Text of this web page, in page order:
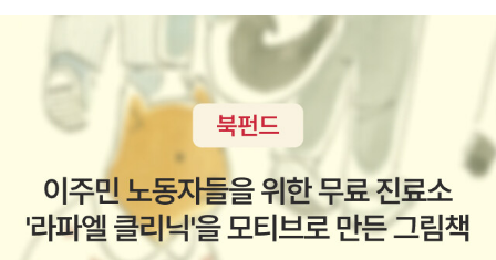
의 논리가 바뀐다. 한 chapter에서는 과감한 구조조정을 통해 수 천
명을 해고시킨 조치가 혁신이라고 나오고, 바로 다음 chapter에서는
휴먼경영을 부르짓는 미창과부스러운 책. 안철수는 위대하다라는 테
마를 잡고, 이런 저런 뻔한 경영분야의 책을 인용하면서, 안철수가 읽
은 책으로 양념을 하여 구성한, 정치판에 끼어들기 전에 출판되는 유
명인사의 자서전 만큼이나 지리한 책. 소설작가라는 저자의 약력이
의심스러운 책. 부모님 댁으로 가서 쉬다가 운동하러 가는데, warmi
ng up하면서 볼 책이 없어서, 노친네가 '안철수'라는 단어가 들어간
홍대리 1탄에서 등장인물 사례로 이 친구가 등장하나보더라.
과연, 어떤 비책들이 담겨있길래??? 저랬던 친구가 그토
록 멋져질 수가 있었는지!나도 꼭!! 읽어봐야지!!! 사 놓고 아직 안 읽
은 책 딱 3권만 더 읽어 치우면 독서 천재 부터 제일 먼저;; 아니아니
지난번에 안나 카레니나도 사기로 했었;;;는;;;아!! 책 사고 싶다. 사고
싶다. 사고 싶다. ㅠㅠ